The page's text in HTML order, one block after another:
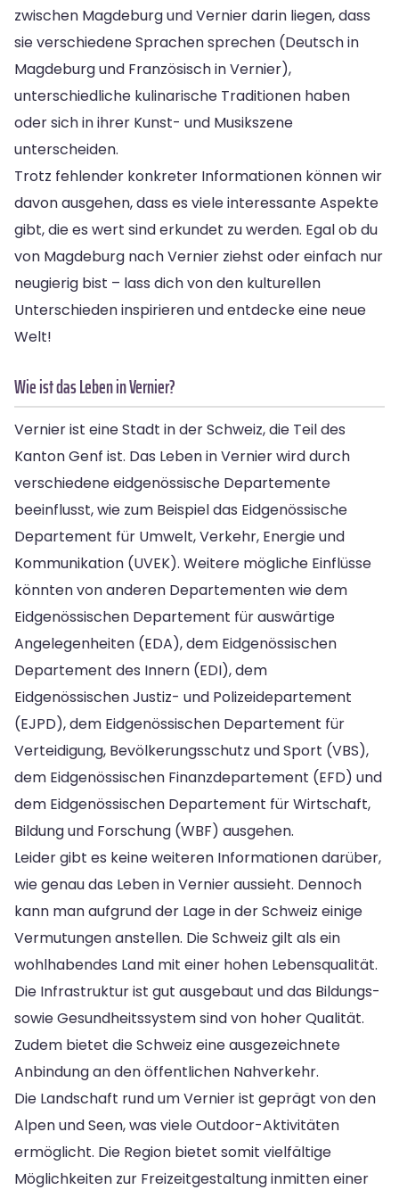
zwischen Magdeburg und Vernier darin liegen, dass
sie verschiedene Sprachen sprechen (Deutsch in
Magdeburg und Französisch in Vernier),
unterschiedliche kulinarische Traditionen haben
oder sich in ihrer Kunst- und Musikszene
unterscheiden.
Trotz fehlender konkreter Informationen können wir
davon ausgehen, dass es viele interessante Aspekte
gibt, die es wert sind erkundet zu werden. Egal ob du
von Magdeburg nach Vernier ziehst oder einfach nur
neugierig bist – lass dich von den kulturellen
Unterschieden inspirieren und entdecke eine neue
Welt!
Wie ist das Leben in Vernier?
Vernier ist eine Stadt in der Schweiz, die Teil des
Kanton Genf ist. Das Leben in Vernier wird durch
verschiedene eidgenössische Departemente
beeinflusst, wie zum Beispiel das Eidgenössische
Departement für Umwelt, Verkehr, Energie und
Kommunikation (UVEK). Weitere mögliche Einflüsse
könnten von anderen Departementen wie dem
Eidgenössischen Departement für auswärtige
Angelegenheiten (EDA), dem Eidgenössischen
Departement des Innern (EDI), dem
Eidgenössischen Justiz- und Polizeidepartement
(EJPD), dem Eidgenössischen Departement für
Verteidigung, Bevölkerungsschutz und Sport (VBS),
dem Eidgenössischen Finanzdepartement (EFD) und
dem Eidgenössischen Departement für Wirtschaft,
Bildung und Forschung (WBF) ausgehen.
Leider gibt es keine weiteren Informationen darüber,
wie genau das Leben in Vernier aussieht. Dennoch
kann man aufgrund der Lage in der Schweiz einige
Vermutungen anstellen. Die Schweiz gilt als ein
wohlhabendes Land mit einer hohen Lebensqualität.
Die Infrastruktur ist gut ausgebaut und das Bildungs-
sowie Gesundheitssystem sind von hoher Qualität.
Zudem bietet die Schweiz eine ausgezeichnete
Anbindung an den öffentlichen Nahverkehr.
Die Landschaft rund um Vernier ist geprägt von den
Alpen und Seen, was viele Outdoor-Aktivitäten
ermöglicht. Die Region bietet somit vielfältige
Möglichkeiten zur Freizeitgestaltung inmitten einer